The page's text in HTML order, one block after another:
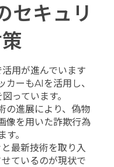
セキュリ
用が進んでいます
ーもAIを活用し、
っています。
の進展により、偽物
像を用いた詐欺行為
。
最新技術を取り入
ているのが現状で